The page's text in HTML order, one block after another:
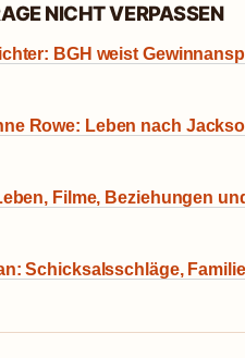
NICHT VERPASSEN
BGH weist
Rowe: Leben nach
Filme, Beziehungen
Schicksalsschläge,